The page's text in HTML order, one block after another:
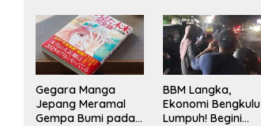
Penggunaan
Bahasa Indonesia
Pengaduan
Masyarakat
Gegara Manga
Jepang Meramal
Gempa Bumi pada
BBM Langka,
Ekonomi Bengkulu
Lumpuh! Begini